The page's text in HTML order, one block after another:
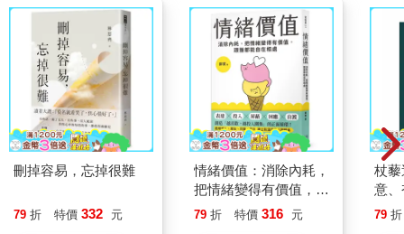
刪掉容易，忘掉很難
79 折 特價 332 元
情緒價值：消除內耗，
把情緒變得有價值，跟
誰都能自在相處
79 折 特價 316 元
杖
意
恭
79 折